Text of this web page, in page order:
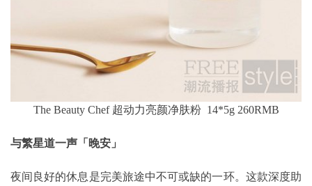
The Beauty Chef 超动力亮颜净肤粉 14*5g 260RMB
与繁星道一声「晚安」
夜间良好的休息是完美旅途中不可或缺的一环。这款深度助